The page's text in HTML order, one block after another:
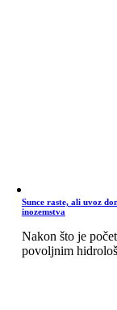
Sunce raste, ali uvoz
inozemstva
Nakon što je
povoljnim